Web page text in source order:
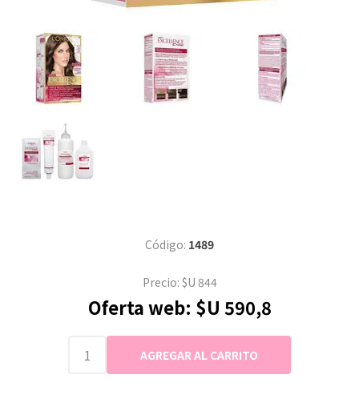
Código: 1489
Precio: $U 844
Oferta web: $U 590,8